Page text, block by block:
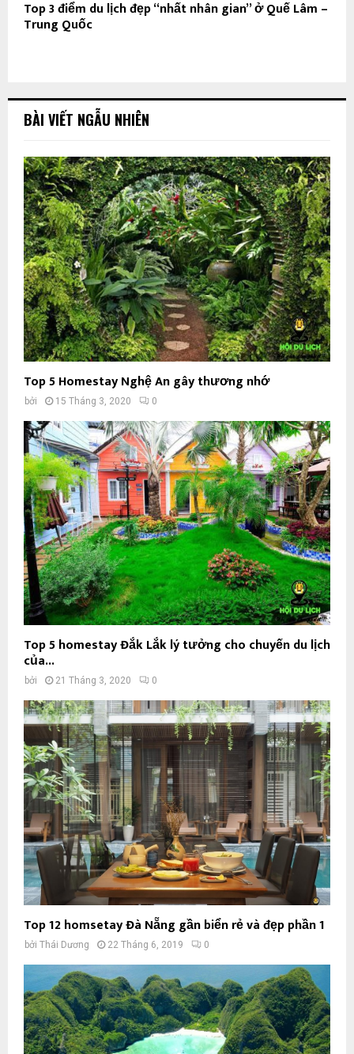
Top 3 điểm du lịch đẹp “nhất nhân gian” ở Quế Lâm –
Trung Quốc
BÀI VIẾT NGẪU NHIÊN
Top 5 Homestay Nghệ An gây thương nhớ
bởi 15 Tháng 3, 2020 0
Top 5 homestay Đắk Lắk lý tưởng cho chuyến du lịch
của...
bởi 21 Tháng 3, 2020 0
Top 12 homsetay Đà Nẵng gần biển rẻ và đẹp phần 1
bởi Thái Dương 22 Tháng 6, 2019 0